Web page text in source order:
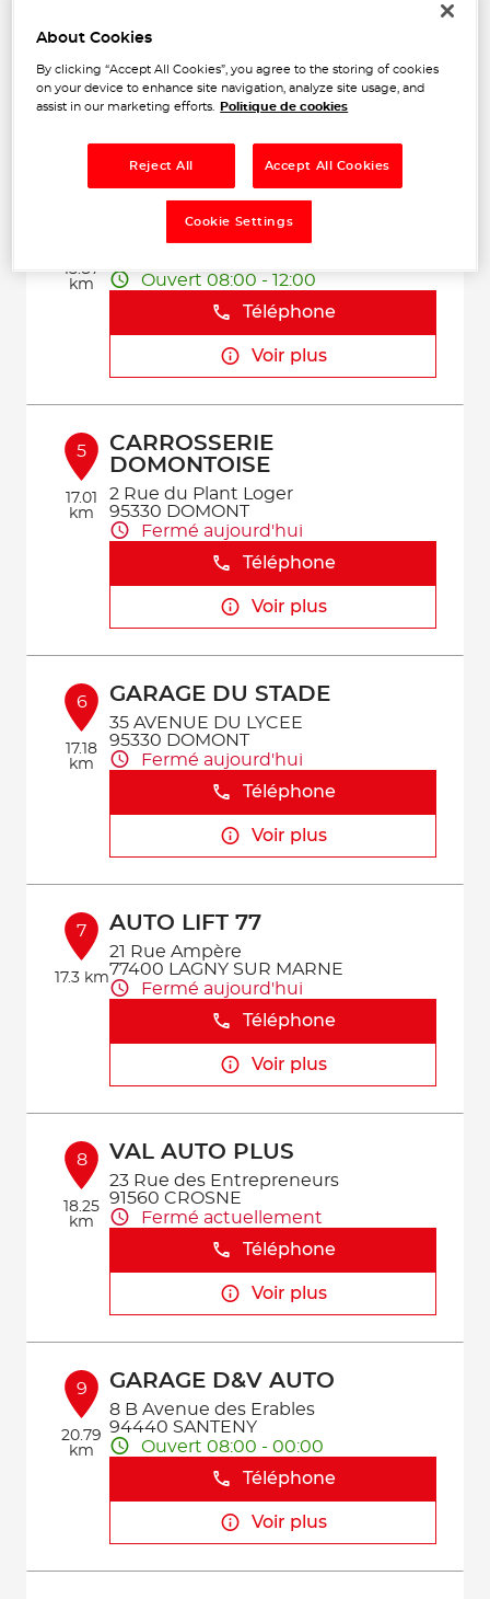
14.98
92340 BOURG-LA-REINE
Téléphone
15.87
km
GARAGE DU PRE FUSE
13 Rue Jean Moulin
Ouvert 08:00 - 12:00
Téléphone
Voir plus
5
17.01
km
CARROSSERIE
DOMONTOISE
2 Rue du Plant Loger
95330 DOMONT
Fermé aujourd'hui
Téléphone
Voir plus
6
17.18
km
GARAGE DU STADE
35 AVENUE DU LYCEE
95330 DOMONT
Fermé aujourd'hui
Téléphone
Voir plus
7
17.3 km
AUTO LIFT 77
21 Rue Ampère
77400 LAGNY SUR MARNE
Fermé aujourd'hui
Téléphone
Voir plus
8
18.25
km
VAL AUTO PLUS
23 Rue des Entrepreneurs
91560 CROSNE
Fermé actuellement
Téléphone
Voir plus
9
20.79
km
GARAGE D&V AUTO
8 B Avenue des Erables
94440 SANTENY
Ouvert 08:00 - 00:00
Téléphone
Voir plus
About Cookies
By clicking “Accept All Cookies”, you agree to the storing of cookies
on your device to enhance site navigation, analyze site usage, and
assist in our marketing efforts.
Politique de cookies
Reject All Accept All Cookies
Cookie Settings